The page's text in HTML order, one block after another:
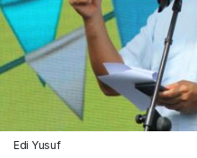
Edi Yusuf